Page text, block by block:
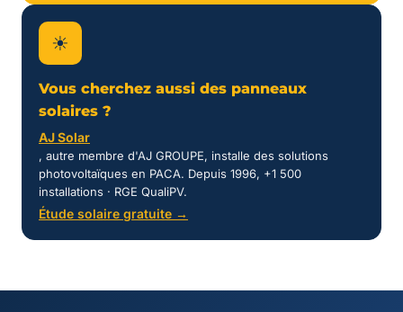
☀
Vous cherchez aussi des panneaux
solaires ?
AJ Solar
, autre membre d'AJ GROUPE, installe des solutions
photovoltaïques en PACA. Depuis 1996, +1 500
installations · RGE QualiPV.
Étude solaire gratuite →